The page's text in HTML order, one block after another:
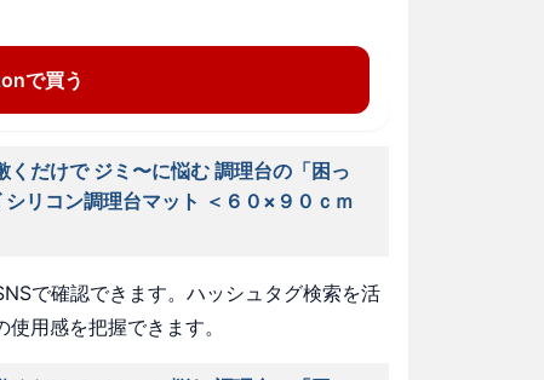
で買う
だけで ジミ〜に悩む 調理台の「困っ
リコン調理台マット ＜６０×９０ｃｍ
で確認できます。ハッシュタグ検索を活
用感を把握できます。